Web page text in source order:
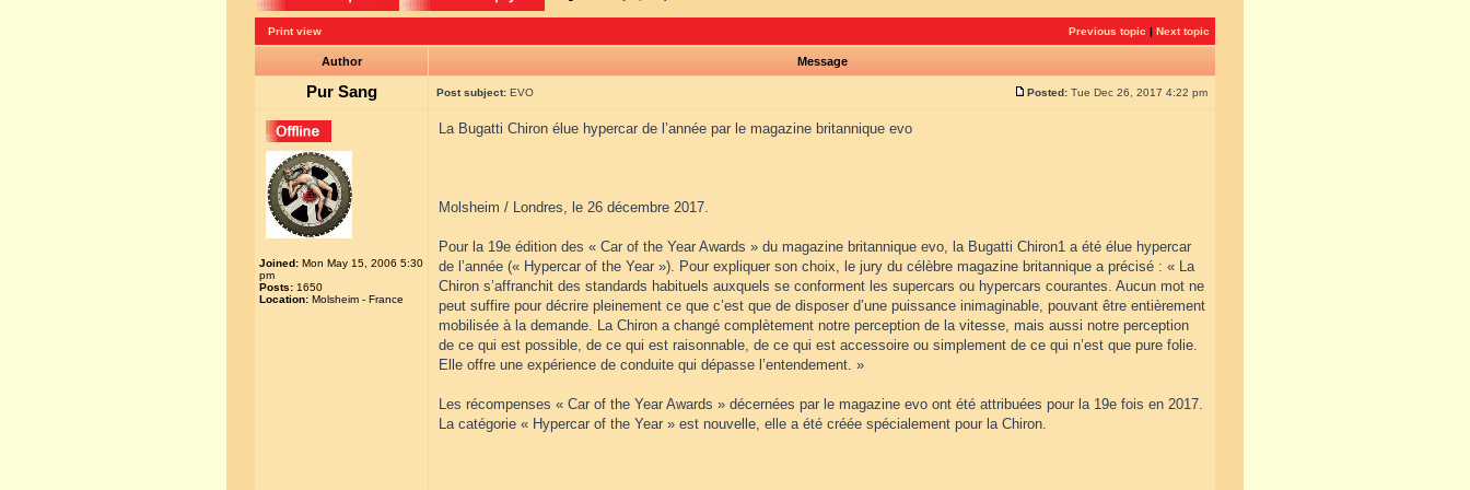
Print view Previous topic | Next topic
Author Message
Pur Sang Post subject: EVO Posted: Tue Dec 26, 2017 4:22 pm
Joined: Mon May 15, 2006 5:30
pm
Posts: 1650
Location: Molsheim - France
La Bugatti Chiron élue hypercar de l’année par le magazine britannique evo
Molsheim / Londres, le 26 décembre 2017.
Pour la 19e édition des « Car of the Year Awards » du magazine britannique evo, la Bugatti Chiron1 a été élue hypercar
de l’année (« Hypercar of the Year »). Pour expliquer son choix, le jury du célèbre magazine britannique a précisé : « La
Chiron s’affranchit des standards habituels auxquels se conforment les supercars ou hypercars courantes. Aucun mot ne
peut suffire pour décrire pleinement ce que c’est que de disposer d’une puissance inimaginable, pouvant être entièrement
mobilisée à la demande. La Chiron a changé complètement notre perception de la vitesse, mais aussi notre perception
de ce qui est possible, de ce qui est raisonnable, de ce qui est accessoire ou simplement de ce qui n’est que pure folie.
Elle offre une expérience de conduite qui dépasse l’entendement. »
Les récompenses « Car of the Year Awards » décernées par le magazine evo ont été attribuées pour la 19e fois en 2017.
La catégorie « Hypercar of the Year » est nouvelle, elle a été créée spécialement pour la Chiron.